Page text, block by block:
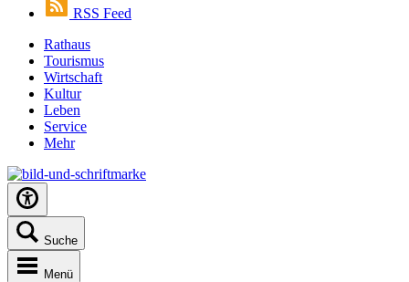
RSS Feed
Rathaus
Tourismus
Wirtschaft
Kultur
Leben
Service
Mehr
Suche
Menü